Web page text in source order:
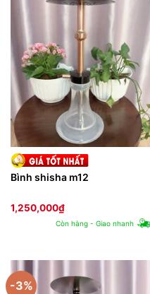
Bình shisha m12
1,250,000₫
Còn hàng - Giao nhanh
-3%